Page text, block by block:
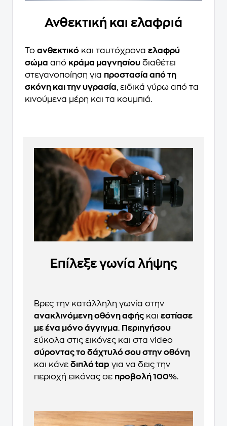
Ανθεκτική και ελαφριά
Το ανθεκτικό και ταυτόχρονα ελαφρύ
σώμα από κράμα μαγνησίου διαθέτει
στεγανοποίηση για προστασία από τη
σκόνη και την υγρασία, ειδικά γύρω από τα
κινούμενα μέρη και τα κουμπιά.
Επίλεξε γωνία λήψης
Βρες την κατάλληλη γωνία στην
ανακλινόμενη οθόνη αφής και εστίασε
με ένα μόνο άγγιγμα. Περιηγήσου
εύκολα στις εικόνες και στα video
σύροντας το δάχτυλό σου στην οθόνη
και κάνε διπλό tap για να δεις την
περιοχή εικόνας σε προβολή 100%.